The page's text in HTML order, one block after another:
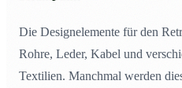
Die Designelemente für den
Rohre, Leder, Kabel und
Textilien. Manchmal werden